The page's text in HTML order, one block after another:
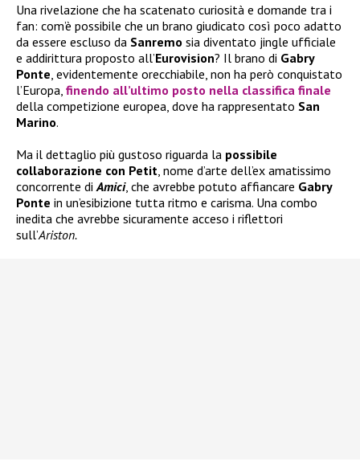
Una rivelazione che ha scatenato curiosità e domande tra i
fan: com’è possibile che un brano giudicato così poco adatto
da essere escluso da Sanremo sia diventato jingle ufficiale
e addirittura proposto all’Eurovision? Il brano di Gabry
Ponte , evidentemente orecchiabile, non ha però conquistato
l’Europa, finendo all’ultimo posto nella classifica finale
della competizione europea, dove ha rappresentato San
Marino.
Ma il dettaglio più gustoso riguarda la possibile
collaborazione con Petit , nome d’arte dell’ex amatissimo
concorrente di Amici, che avrebbe potuto affiancare Gabry
Ponte in un’esibizione tutta ritmo e carisma. Una combo
inedita che avrebbe sicuramente acceso i riflettori
sull’Ariston.